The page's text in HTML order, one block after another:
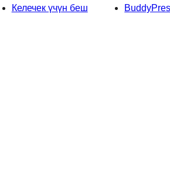
Келечек үчүн беш